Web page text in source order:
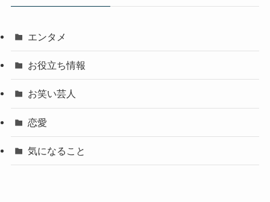
エンタメ
お役立ち情報
お笑い芸人
恋愛
気になること